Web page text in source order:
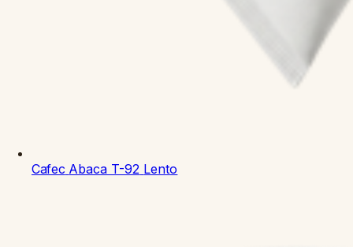
Cafec Abaca T-92 Lento